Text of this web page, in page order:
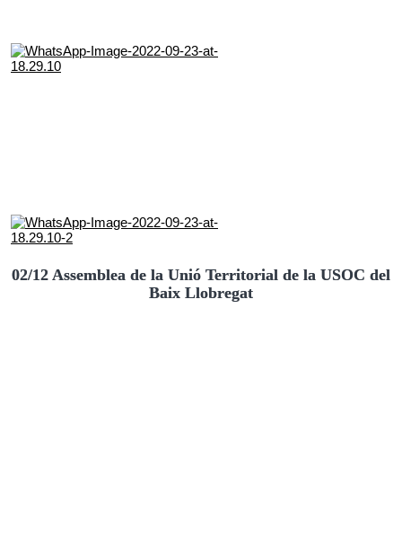
02/12 Assemblea de la Unió Territorial de la USOC del
Baix Llobregat